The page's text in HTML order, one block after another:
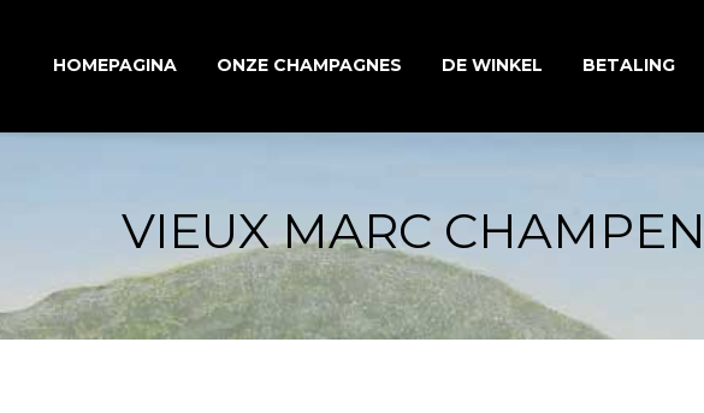
HOMEPAGINA ONZE CHAMPAGNES
ONZE ASSEMBLAGEWIJNEN
ONZE MILLÉSIME-
CHAMPAGNES
DE WINKEL BETALING
VIEUX MARC